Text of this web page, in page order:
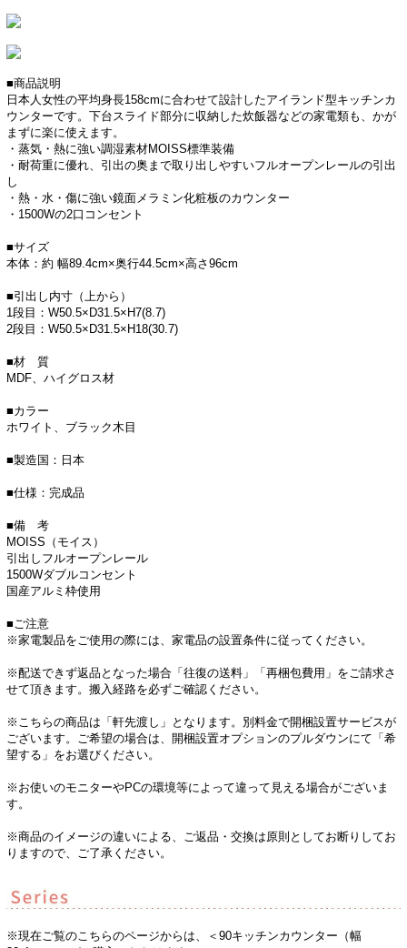
■商品説明
日本人女性の平均身長158cmに合わせて設計したアイランド型キッチンカ
ウンターです。下台スライド部分に収納した炊飯器などの家電類も、かが
まずに楽に使えます。
・蒸気・熱に強い調湿素材MOISS標準装備
・耐荷重に優れ、引出の奥まで取り出しやすいフルオープンレールの引出
し
・熱・水・傷に強い鏡面メラミン化粧板のカウンター
・1500Wの2口コンセント
■サイズ
本体：約 幅89.4cm×奥行44.5cm×高さ96cm
■引出し内寸（上から）
1段目：W50.5×D31.5×H7(8.7)
2段目：W50.5×D31.5×H18(30.7)
■材 質
MDF、ハイグロス材
■カラー
ホワイト、ブラック木目
■製造国：日本
■仕様：完成品
■備 考
MOISS（モイス）
引出しフルオープンレール
1500Wダブルコンセント
国産アルミ枠使用
■ご注意
※家電製品をご使用の際には、家電品の設置条件に従ってください。
※配送できず返品となった場合「往復の送料」「再梱包費用」をご請求さ
せて頂きます。搬入経路を必ずご確認ください。
※こちらの商品は「軒先渡し」となります。別料金で開梱設置サービスが
ございます。ご希望の場合は、開梱設置オプションのプルダウンにて「希
望する」をお選びください。
※お使いのモニターやPCの環境等によって違って見える場合がございま
す。
※商品のイメージの違いによる、ご返品・交換は原則としてお断りしてお
りますので、ご了承ください。
※現在ご覧のこちらのページからは、＜90キッチンカウンター（幅